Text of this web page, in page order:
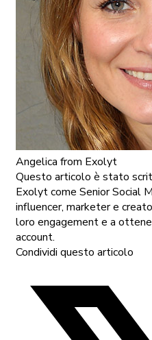
Angelica from Exolyt
Questo articolo è stato
Exolyt come Senior Social
influencer, marketer e
loro engagement e a
account.
Condividi questo articolo